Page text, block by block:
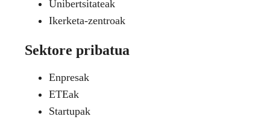
Unibertsitateak
Ikerketa-zentroak
Sektore pribatua
Enpresak
ETEak
Startupak